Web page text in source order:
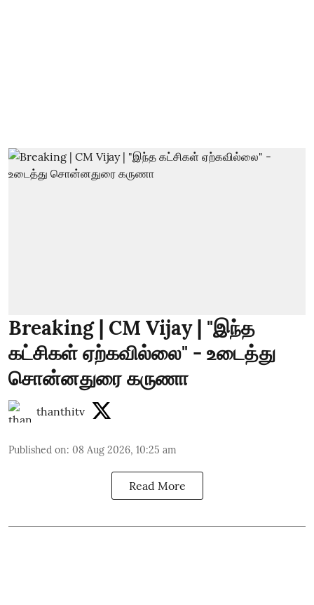
Breaking | CM Vijay | "இந்த
கட்சிகள் ஏற்கவில்லை" - உடைத்து
சொன்னதுரை கருணா
thanthitv
Published on: 08 Aug 2026, 10:25 am
Read More